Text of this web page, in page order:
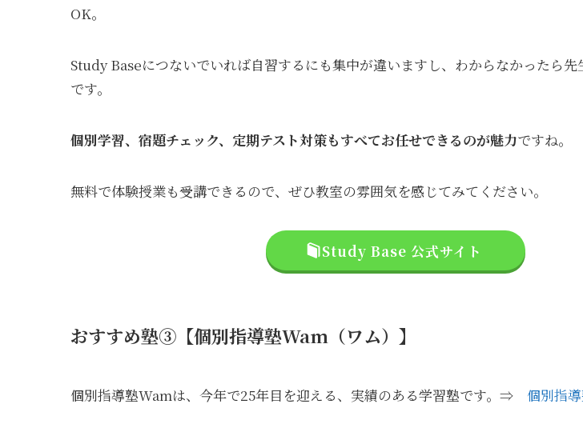
OK。
Study Baseにつないでいれば自習するにも集中が違いますし、わからなかったら先
です。
個別学習、宿題チェック、定期テスト対策もすべてお任せできるのが魅力ですね。
無料で体験授業も受講できるので、ぜひ教室の雰囲気を感じてみてください。
Study Base 公式サイト
おすすめ塾③【個別指導塾Wam（ワム）】
個別指導塾Wamは、今年で25年目を迎える、実績のある学習塾です。⇒ 個別指